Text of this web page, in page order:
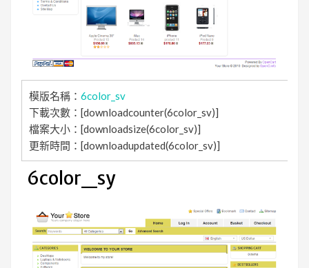
模版名稱： 6color_sv
下載次數：[downloadcounter(6color_sv)]
檔案大小：[downloadsize(6color_sv)]
更新時間：[downloadupdated(6color_sv)]
6color_sy